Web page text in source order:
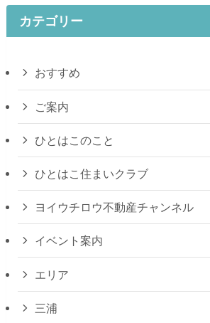
カテゴリー
おすすめ
ご案内
ひとはこのこと
ひとはこ住まいクラブ
ヨイウチロウ不動産チャンネル
イベント案内
エリア
三浦